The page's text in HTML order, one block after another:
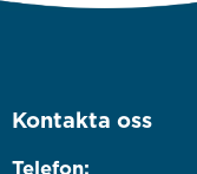
Kontakta oss
Telefon: